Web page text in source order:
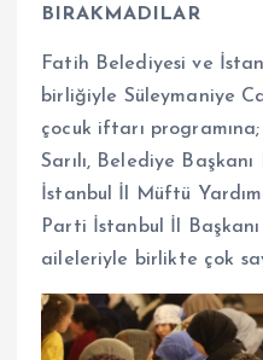
BIRAKMADILAR
Fatih Belediyesi ve
birliğiyle Süleymaniye
çocuk iftarı
Sarılı, Belediye
İstanbul İl Müftü
Parti İstanbul İl
aileleriyle birlikte çok